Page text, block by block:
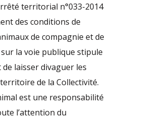
territorial n°033-2014
des conditions de
de compagnie et de
la voie publique stipule
de laisser divaguer les
de la Collectivité.
est une responsabilité
l’attention du